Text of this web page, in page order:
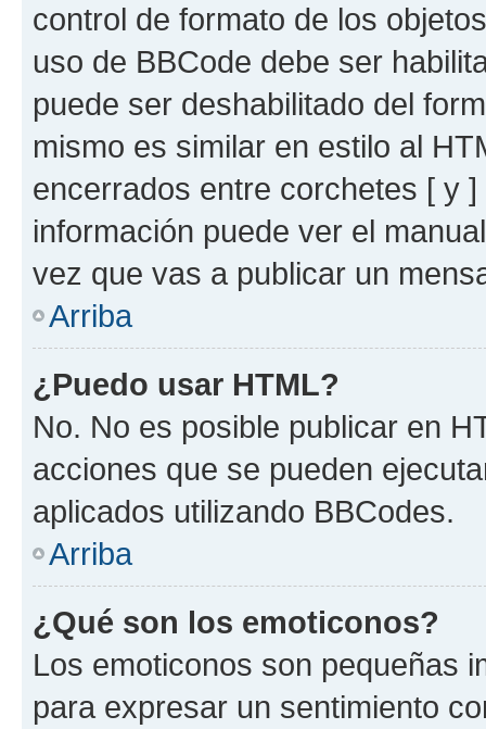
control de formato de los
uso de BBCode debe ser
puede ser deshabilitado del
mismo es similar en estilo al
encerrados entre corchetes [ y
información puede ver el
vez que vas a publicar un
Arriba
¿Puedo usar HTML?
No. No es posible publicar en
acciones que se pueden
aplicados utilizando BBCodes.
Arriba
¿Qué son los emoticonos?
Los emoticonos son pequeñas
para expresar un sentimiento